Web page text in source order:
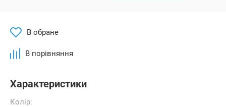
В обране
В порівняння
Характеристики
Колір: